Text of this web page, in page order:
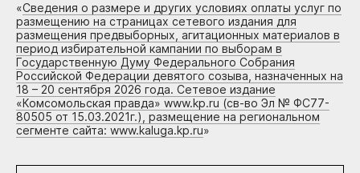
«Сведения о размере и других условиях оплаты услуг по
размещению на страницах сетевого издания для
размещения предвыборных, агитационных материалов в
период избирательной кампании по выборам в
Государственную Думу Федерального Собрания
Российской Федерации девятого созыва, назначенных на
18 – 20 сентября 2026 года. Сетевое издание
«Комсомольская правда» www.kp.ru (св-во Эл № ФС77-
80505 от 15.03.2021г.), размещение на региональном
сегменте сайта: www.kaluga.kp.ru»